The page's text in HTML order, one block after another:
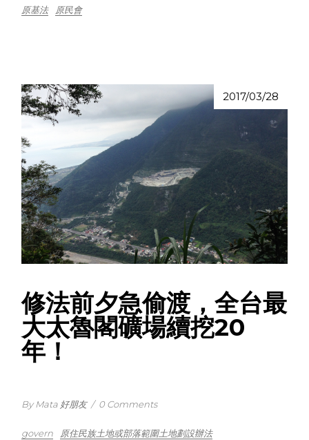
原基法
原民會
2017/03/28
修法前夕急偷渡，全台最
大太魯閣礦場續挖20
年！
By Mata 好朋友 / 0 Comments
govern
原住民族土地或部落範圍土地劃設辦法